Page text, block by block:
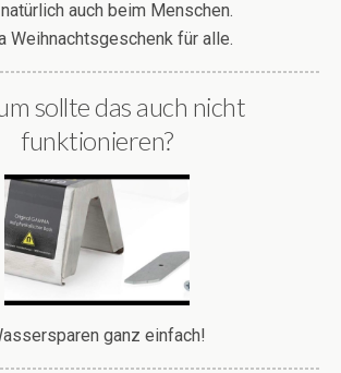
auch beim Menschen.
Weihnachtsgeschenk für alle.
sollte das auch nicht
funktionieren?
ganz einfach!